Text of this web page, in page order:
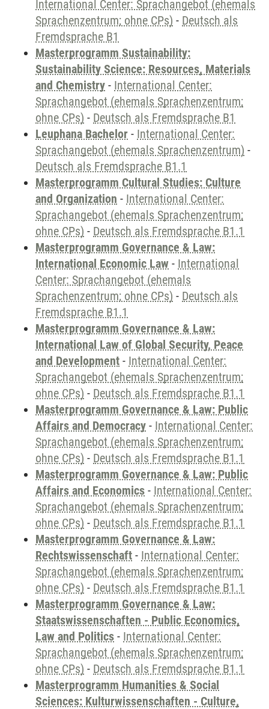
International Center: Sprachangebot (ehemals
Sprachenzentrum; ohne CPs) - Deutsch als
Fremdsprache B1
Masterprogramm Sustainability:
Sustainability Science: Resources, Materials
and Chemistry - International Center:
Sprachangebot (ehemals Sprachenzentrum;
ohne CPs) - Deutsch als Fremdsprache B1
Leuphana Bachelor - International Center:
Sprachangebot (ehemals Sprachenzentrum) -
Deutsch als Fremdsprache B1.1
Masterprogramm Cultural Studies: Culture
and Organization - International Center:
Sprachangebot (ehemals Sprachenzentrum;
ohne CPs) - Deutsch als Fremdsprache B1.1
Masterprogramm Governance & Law:
International Economic Law - International
Center: Sprachangebot (ehemals
Sprachenzentrum; ohne CPs) - Deutsch als
Fremdsprache B1.1
Masterprogramm Governance & Law:
International Law of Global Security, Peace
and Development - International Center:
Sprachangebot (ehemals Sprachenzentrum;
ohne CPs) - Deutsch als Fremdsprache B1.1
Masterprogramm Governance & Law: Public
Affairs and Democracy - International Center:
Sprachangebot (ehemals Sprachenzentrum;
ohne CPs) - Deutsch als Fremdsprache B1.1
Masterprogramm Governance & Law: Public
Affairs and Economics - International Center:
Sprachangebot (ehemals Sprachenzentrum;
ohne CPs) - Deutsch als Fremdsprache B1.1
Masterprogramm Governance & Law:
Rechtswissenschaft - International Center:
Sprachangebot (ehemals Sprachenzentrum;
ohne CPs) - Deutsch als Fremdsprache B1.1
Masterprogramm Governance & Law:
Staatswissenschaften - Public Economics,
Law and Politics - International Center:
Sprachangebot (ehemals Sprachenzentrum;
ohne CPs) - Deutsch als Fremdsprache B1.1
Masterprogramm Humanities & Social
Sciences: Kulturwissenschaften - Culture,